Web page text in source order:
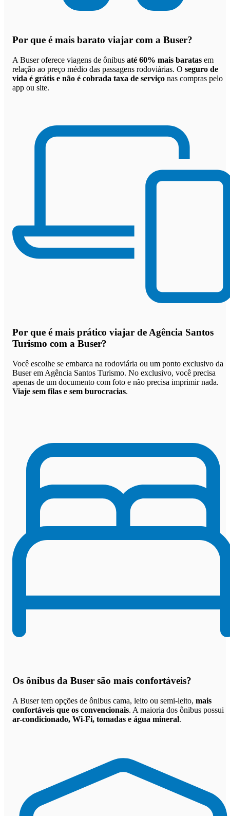
Por que é mais barato viajar com a Buser?
A Buser oferece viagens de ônibus até 60% mais baratas em
relação ao preço médio das passagens rodoviárias. O seguro de
vida é grátis e não é cobrada taxa de serviço nas compras pelo
app ou site.
Por que é mais prático viajar de Agência Santos
Turismo com a Buser?
Você escolhe se embarca na rodoviária ou um ponto exclusivo da
Buser em Agência Santos Turismo. No exclusivo, você precisa
apenas de um documento com foto e não precisa imprimir nada.
Viaje sem filas e sem burocracias.
Os ônibus da Buser são mais confortáveis?
A Buser tem opções de ônibus cama, leito ou semi-leito, mais
confortáveis que os convencionais. A maioria dos ônibus possui
ar-condicionado, Wi-Fi, tomadas e água mineral.